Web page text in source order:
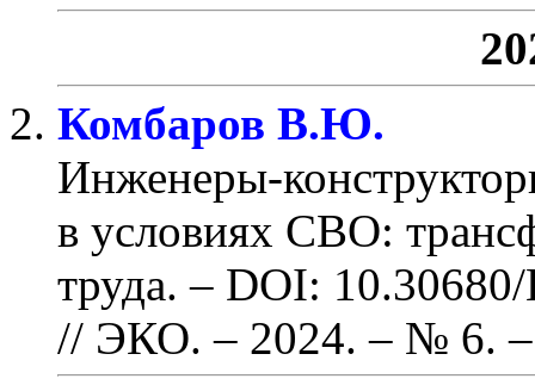
Комбаров В.Ю.
Инженеры-
в условиях СВО:
труда. – DOI:
// ЭКО. – 2024. – № 6.